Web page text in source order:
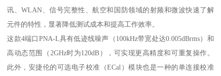
讯、WLAN、信号完整性、航空和国防领域的射频和微波快速了解
元件的特性，显著降低测试成本和提高工作效率。
这款4端口PNA-L具有低迹线噪声（100kHz带宽处达0.005dBrms）和
高动态范围（2GHz时为120dB），可实现更高精度和可重复操作。
此外，安捷伦的可选电子校准（ECal）模块也是一种的单连接校准